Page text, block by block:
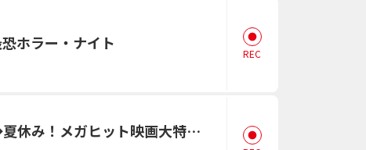
ホラー・ナイト
REC
ゴジラxコング 新たなる帝国【日本語吹替版】◆夏休み！メガヒット映画大特集◆